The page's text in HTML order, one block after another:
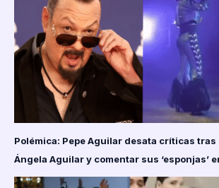
Polémica: Pepe Aguilar desata críticas tras
Ángela Aguilar y comentar sus ‘esponjas’